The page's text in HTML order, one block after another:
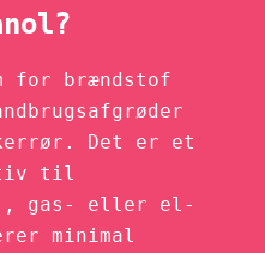
for brændstof
Det er et
til
, gas- eller el-
minimal